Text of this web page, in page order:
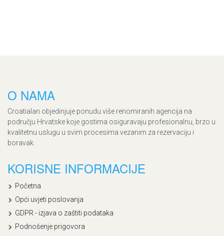
O NAMA
Croatialan objedinjuje ponudu više renomiranih agencija na
području Hrvatske koje gostima osiguravaju profesionalnu, brzo u
kvalitetnu uslugu u svim procesima vezanim za rezervaciju i
boravak.
KORISNE INFORMACIJE
Početna
Opći uvjeti poslovanja
GDPR - izjava o zaštiti podataka
Podnošenje prigovora